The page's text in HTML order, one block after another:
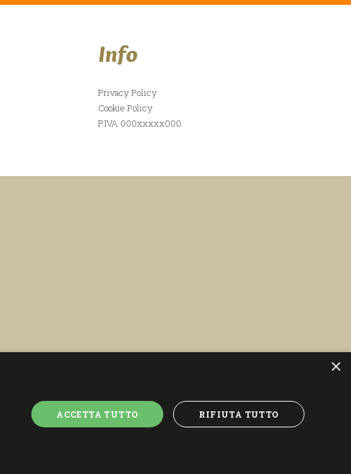
Info
Privacy Policy
Cookie Policy
P.IVA 000xxxxx000
×
ACCETTA TUTTO RIFIUTA TUTTO